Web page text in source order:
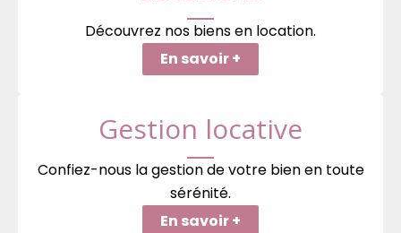
Découvrez nos biens en location.
En savoir +
Gestion locative
Confiez-nous la gestion de votre bien en toute
sérénité.
En savoir +